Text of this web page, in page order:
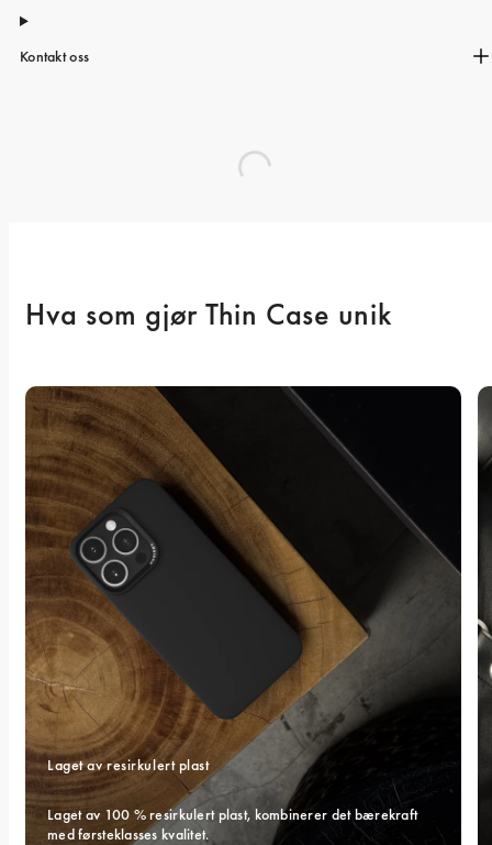
Kontakt oss
Hva som gjør Thin Case unik
Laget av resirkulert plast
Laget av 100 % resirkulert plast, kombinerer det bærekraft
med førsteklasses kvalitet.